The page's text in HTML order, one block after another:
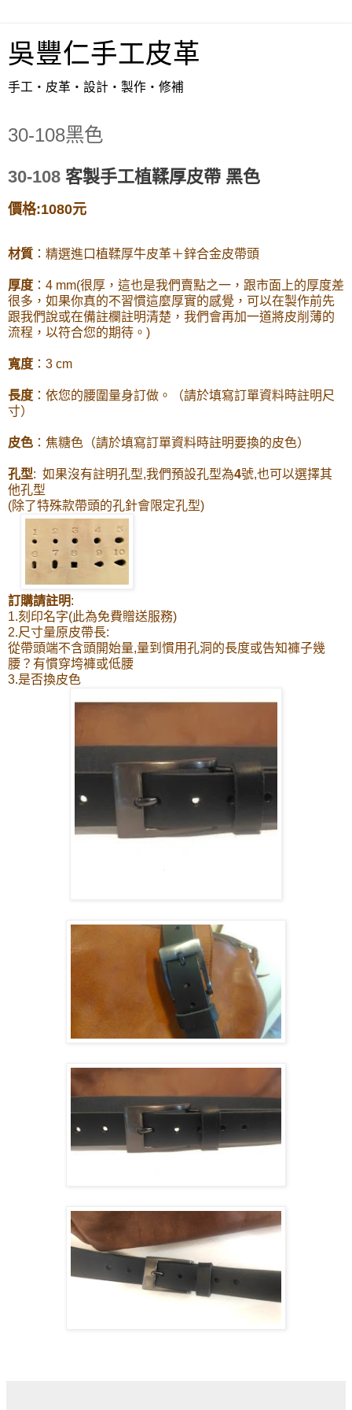
吳豐仁手工皮革
手工‧皮革‧設計‧製作‧修補
30-108黑色
30-108 客製手工植鞣厚皮帶 黑色
價格:1080元
材質 ：精選進口植鞣厚牛皮革＋鋅合金皮帶頭
厚度 ：4 mm(很厚，這也是我們賣點之一，跟市面上的厚度差
很多，如果你真的不習慣這麼厚實的感覺，可以在製作前先
跟我們說或在備註欄註明清楚，我們會再加一道將皮削薄的
流程，以符合您的期待。)
寬度 ：3 cm
長度 ：依您的腰圍量身訂做。（請於填寫訂單資料時註明尺
寸）
皮色 ：焦糖色（請於填寫訂單資料時註明要換的皮色）
孔型: 如果沒有註明孔型,我們預設孔型為4號,也可以選擇其
他孔型
(除了特殊款帶頭的孔針會限定孔型)
訂購請註明:
1.刻印名字(此為免費贈送服務)
2.尺寸量原皮帶長:
從帶頭端不含頭開始量,量到慣用孔洞的長度或告知褲子幾
腰？有慣穿垮褲或低腰
3.是否換皮色